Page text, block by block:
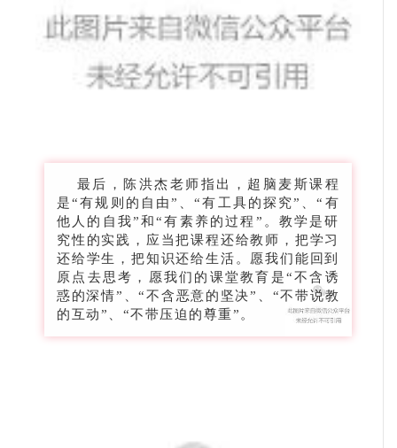
最后，陈洪杰老师指出，超脑麦斯课程
是“有规则的自由”、“有工具的探究”、“有
他人的自我”和“有素养的过程”。教学是研
究性的实践，应当把课程还给教师，把学习
还给学生，把知识还给生活。愿我们能回到
原点去思考，愿我们的课堂教育是“不含诱
惑的深情”、“不含恶意的坚决”、“不带说教
的互动”、“不带压迫的尊重”。